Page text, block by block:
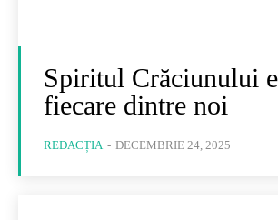
Spiritul Crăciunului
fiecare dintre noi
REDACȚIA - DECEMBRIE 24, 2025